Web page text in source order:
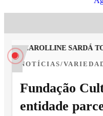
CAROLLINE SARDÁ
NOTÍCIAS/
Fundação
entidade